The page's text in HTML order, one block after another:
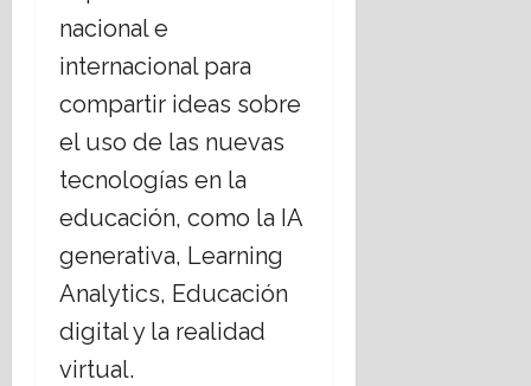
nacional e
internacional para
compartir ideas sobre
el uso de las nuevas
tecnologías en la
educación, como la IA
generativa, Learning
Analytics, Educación
digital y la realidad
virtual.